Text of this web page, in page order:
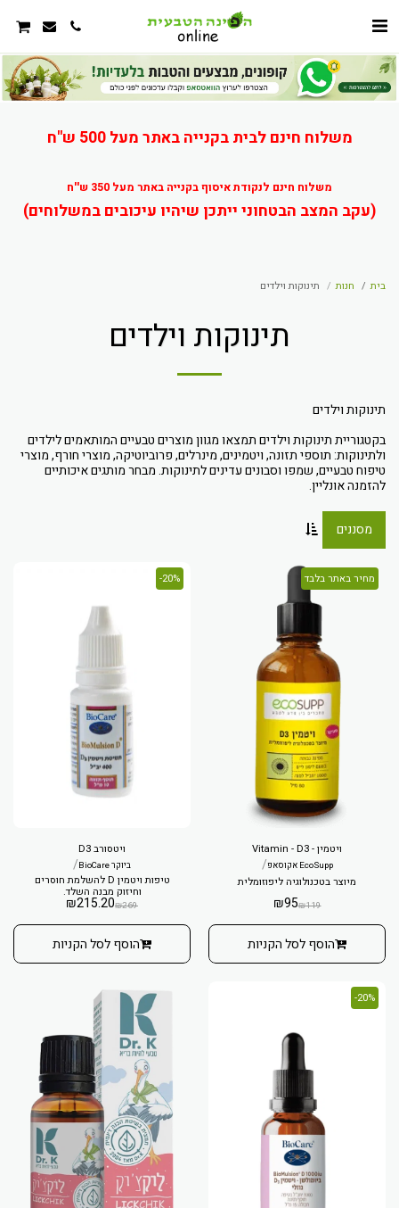
משלוח חינם לבית בקנייה באתר מעל 500 ש"ח
משלוח חינם לנקודת איסוף בקנייה באתר מעל 350 ש''ח
(עקב המצב הבטחוני ייתכן שיהיו עיכובים במשלוחים)
בית חנות תינוקות וילדים
תינוקות וילדים
בקטגוריית תינוקות וילדים תמצאו מגוון מוצרים טבעיים המותאמים לילדים
ולתינוקות: תוספי תזונה, ויטמינים, מינרלים, פרוביוטיקה, מוצרי חורף, מוצרי
טיפוח טבעיים, שמפו וסבונים עדינים לתינוקות. מבחר מותגים איכותיים
להזמנה אונליין.
מסננים
מחיר באתר בלבד
ויטמין - Vitamin - D3
EcoSupp אקוסאפ /
מיוצר בטכנולוגיה ליפוזומלית
₪119
₪95
הוסף לסל הקניות
20%-
ויטסורב D3
ביוקר BioCare /
טיפות ויטמין D להשלמת חוסרים
וחיזוק מבנה השלד.
₪269
₪215.20
הוסף לסל הקניות
20%-